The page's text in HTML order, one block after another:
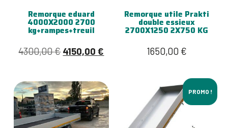
Remorque eduard
4000X2000 2700
kg+rampes+treuil
4300,00€4150,00€
Remorque utile Prakti
double essieux
2700X1250 2X750 KG
1650,00 €
PROMO !